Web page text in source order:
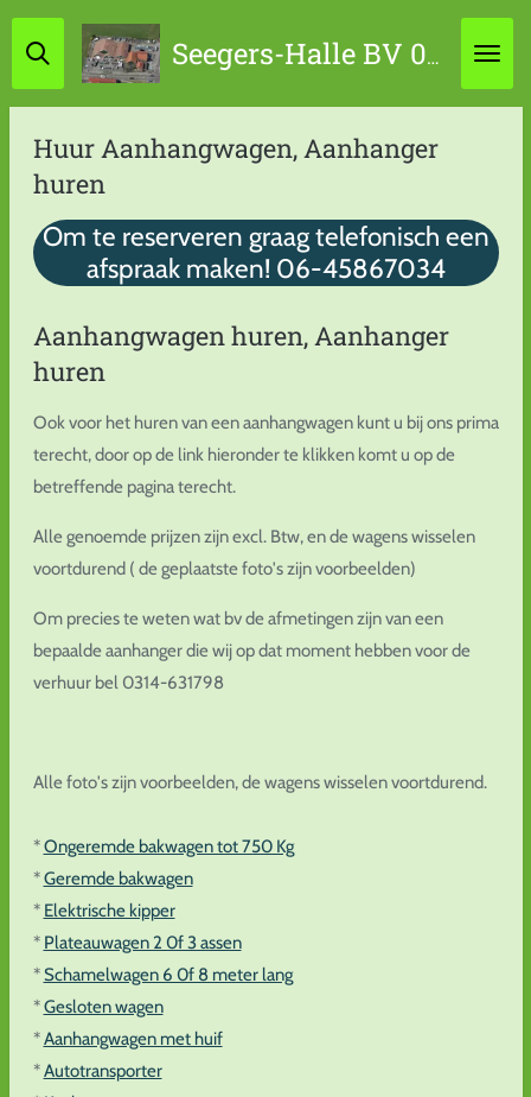
Ga
direct
naar
hoofdinhoud
Seegers-Halle BV 0314-631798 / 06-45867034
Huur Aanhangwagen, Aanhanger
huren
Om te reserveren graag telefonisch een
afspraak maken! 06-45867034
Aanhangwagen huren, Aanhanger
huren
Ook voor het huren van een aanhangwagen kunt u bij ons prima
terecht, door op de link hieronder te klikken komt u op de
betreffende pagina terecht.
Alle genoemde prijzen zijn excl. Btw, en de wagens wisselen
voortdurend ( de geplaatste foto's zijn voorbeelden)
Om precies te weten wat bv de afmetingen zijn van een
bepaalde aanhanger die wij op dat moment hebben voor de
verhuur bel 0314-631798
Alle foto's zijn voorbeelden, de wagens wisselen voortdurend.
*Ongeremde bakwagen tot 750 Kg
*Geremde bakwagen
* Elektrische kipper
* Plateauwagen 2 0f 3 assen
*Schamelwagen 6 0f 8 meter lang
*Gesloten wagen
*Aanhangwagen met huif
*Autotransporter